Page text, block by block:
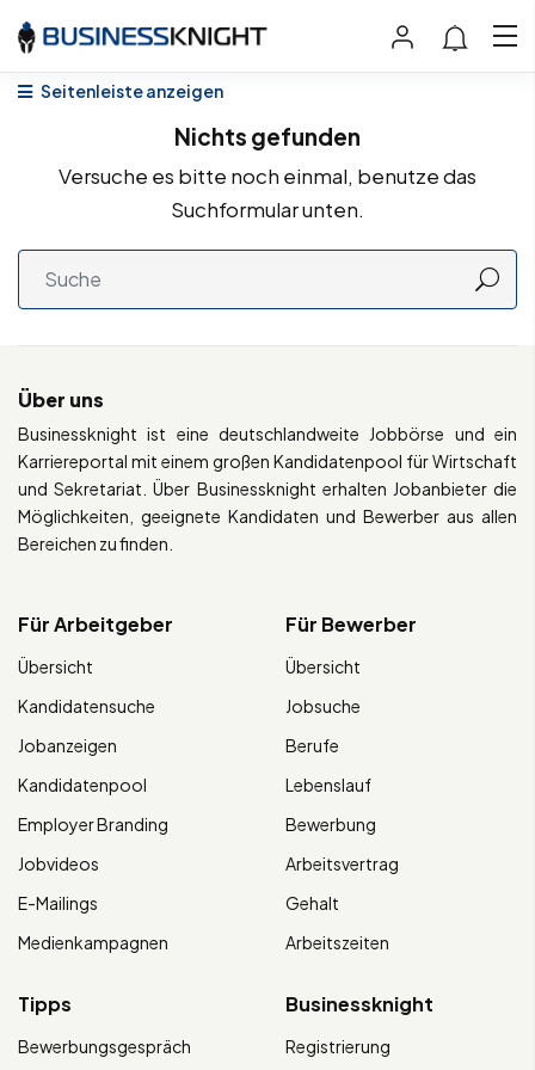
Seitenleiste anzeigen
Nichts gefunden
Versuche es bitte noch einmal, benutze das
Suchformular unten.
Über uns
Businessknight ist eine deutschlandweite Jobbörse und ein
Karriereportal mit einem großen Kandidatenpool für Wirtschaft
und Sekretariat. Über Businessknight erhalten Jobanbieter die
Möglichkeiten, geeignete Kandidaten und Bewerber aus allen
Bereichen zu finden.
Für Arbeitgeber
Übersicht
Kandidatensuche
Jobanzeigen
Kandidatenpool
Employer Branding
Jobvideos
E-Mailings
Medienkampagnen
Für Bewerber
Übersicht
Jobsuche
Berufe
Lebenslauf
Bewerbung
Arbeitsvertrag
Gehalt
Arbeitszeiten
Tipps
Bewerbungsgespräch
Businessknight
Registrierung